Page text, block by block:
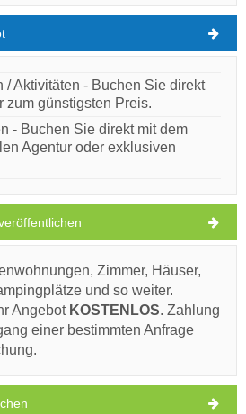
SONNTAG
Insel Dugi otok
BRBINJ
Himmel
7.12 km/h
klarer Himmel
Brbinj
HOURS
Auslassen(/)
/ Aktivitäten - Buchen Sie direkt
zum günstigsten Preis.
- Buchen Sie direkt mit dem
Agentur oder exklusiven
Zimmer, Häuser,
und so weiter.
Angebot KOSTENLOS. Zahlung
einer bestimmten Anfrage